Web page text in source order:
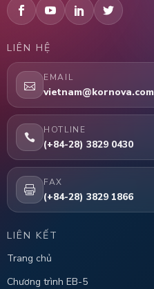
LIÊN HỆ
EMAIL
vietnam@kornova.com
HOTLINE
(+84-28) 3829 0430
FAX
(+84-28) 3829 1866
LIÊN KẾT
Trang chủ
Chương trình EB-5